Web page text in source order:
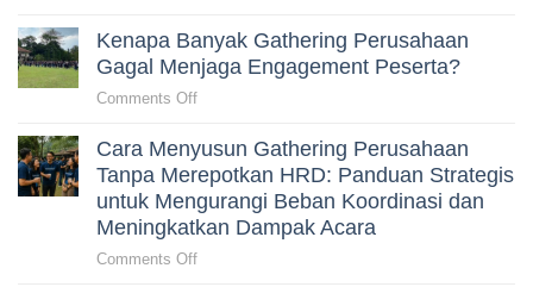
Secara
Alami
Aktivitas
Outdoor
yang
Kolaborasi
Tim
Secara
Alami
Curug
Leuwi
Hejo
Kantor:
Panduan
HRD
Memilih
Aktivitas
Kenapa Banyak Gathering Perusahaan
Gagal Menjaga Engagement Peserta?
Comments Offon
Banyak
Gathering
Perusahaan
Gagal
Menjaga
Engagement
Cara Menyusun Gathering Perusahaan
Tanpa Merepotkan HRD: Panduan Strategis
untuk Mengurangi Beban Koordinasi dan
Meningkatkan Dampak Acara
Comments Offon